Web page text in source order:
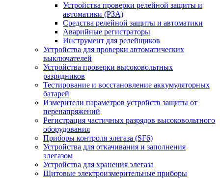
Устройства проверки релейной защиты и
автоматики (РЗА)
Средства релейной защиты и автоматики
Аварийные регистраторы
Инструмент для релейщиков
Устройства для проверки автоматических
выключателей
Устройства проверки высоковольтных
разрядников
Тестирование и восстановление аккумуляторных
батарей
Измерители параметров устройств защиты от
перенапряжений
Регистрация частичных разрядов высоковольтного
оборудования
Приборы контроля элегаза (SF6)
Устройства для откачивания и заполнения
элегазом
Устройства для хранения элегаза
Щитовые электроизмерительные приборы